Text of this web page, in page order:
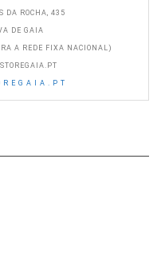
DA ROCHA, 435
DE GAIA
A REDE FIXA NACIONAL)